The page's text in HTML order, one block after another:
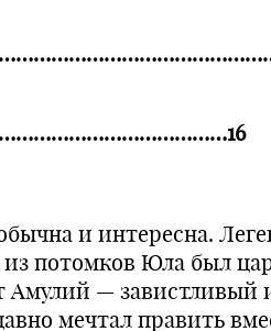
и интересна.
потомков Юла был
Амулий — завистливый
мечтал править